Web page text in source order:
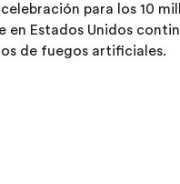
celebración para los 10
en Estados Unidos
de fuegos artificiales.